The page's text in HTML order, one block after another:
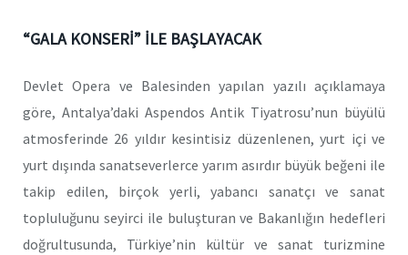
“GALA KONSERİ” İLE BAŞLAYACAK
Devlet Opera ve Balesinden yapılan yazılı açıklamaya
göre, Antalya’daki Aspendos Antik Tiyatrosu’nun büyülü
atmosferinde 26 yıldır kesintisiz düzenlenen, yurt içi ve
yurt dışında sanatseverlerce yarım asırdır büyük beğeni ile
takip edilen, birçok yerli, yabancı sanatçı ve sanat
topluluğunu seyirci ile buluşturan ve Bakanlığın hedefleri
doğrultusunda, Türkiye’nin kültür ve sanat turizmine